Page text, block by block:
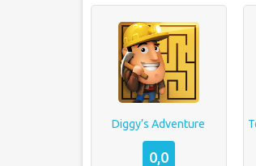
Diggy’s Adventure
0,0